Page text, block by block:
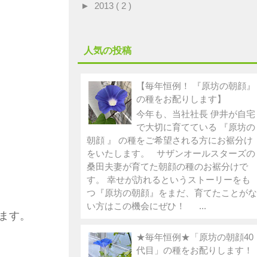
す。
► 2013 ( 2 )
人気の投稿
【毎年恒例！ 『原坊の朝顔』
の種をお配りします】
今年も、当社社長 伊井が自宅
で大切に育てている 『原坊の
朝顔 』 の種をご希望される方にお裾分け
をいたします。 サザンオールスターズの
桑田夫妻が育てた朝顔の種のお裾分けで
す。 幸せが訪れるというストーリーをも
つ『原坊の朝顔』をまだ、育てたことがな
い方はこの機会にぜひ！ ...
★毎年恒例★「原坊の朝顔40
代目」の種をお配りします！